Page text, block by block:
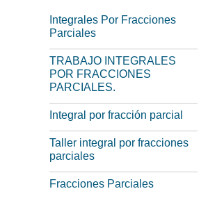
Integrales Por Fracciones
Parciales
TRABAJO INTEGRALES
POR FRACCIONES
PARCIALES.
Integral por fracción parcial
Taller integral por fracciones
parciales
Fracciones Parciales